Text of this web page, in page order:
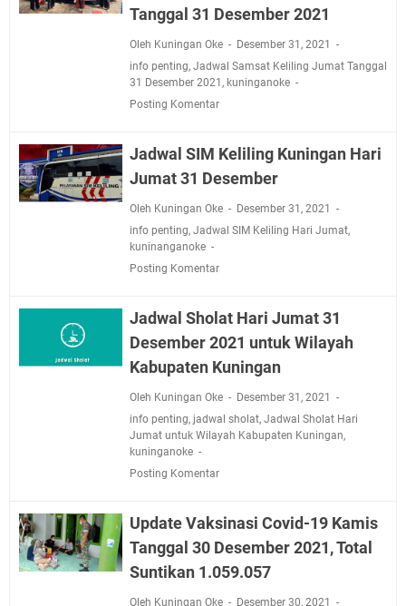
Tanggal 31 Desember 2021
Oleh Kuningan Oke
Desember 31, 2021
info penting, Jadwal Samsat Keliling Jumat Tanggal
31 Desember 2021 , kuninganoke
Posting Komentar
Jadwal SIM Keliling Kuningan Hari
Jumat 31 Desember
Oleh Kuningan Oke
Desember 31, 2021
info penting, Jadwal SIM Keliling Hari Jumat,
kuninanganoke
Posting Komentar
Jadwal Sholat Hari Jumat 31
Desember 2021 untuk Wilayah
Kabupaten Kuningan
Oleh Kuningan Oke
Desember 31, 2021
info penting, jadwal sholat, Jadwal Sholat Hari
Jumat untuk Wilayah Kabupaten Kuningan,
kuninganoke
Posting Komentar
Update Vaksinasi Covid-19 Kamis
Tanggal 30 Desember 2021, Total
Suntikan 1.059.057
Oleh Kuningan Oke Desember 30, 2021